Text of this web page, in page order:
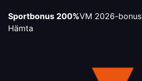
Sportbonus 200%VM 2026-bonus
Hämta